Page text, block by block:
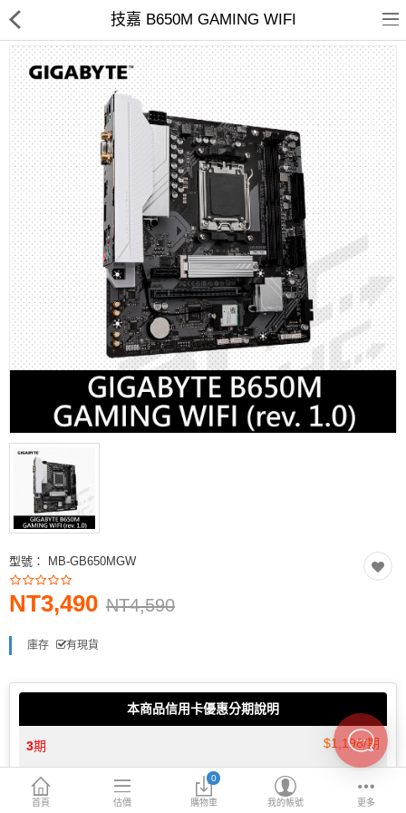
客訂商品
筆電
超值DIY主機
迷你PC專區
華碩品牌桌上型組裝機
處理器
記憶體
INTEL主機板
AMD主機板
2.5 SSD
M.2 SSD
內接式硬碟
外接隨身碟
More Categories
首頁 估價
0
購物車 我的帳號 更多
技嘉 B650M GAMING WIFI
型號： MB-GB650MGW
NT3,490 NT4,590
庫存 有現貨
本商品信用卡優惠分期說明
3期 $1,198/期
6期 $605/期